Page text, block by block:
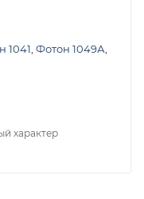
1041 Фотон 1049А
характер